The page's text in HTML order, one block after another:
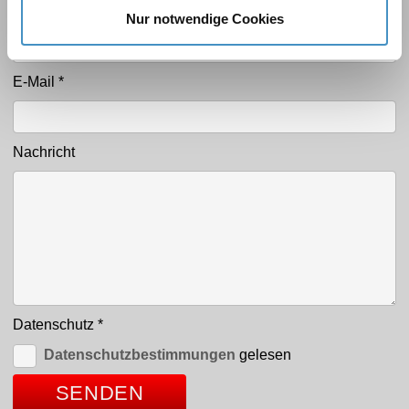
Nur notwendige Cookies
E-Mail *
Nachricht
Datenschutz *
Datenschutzbestimmungen gelesen